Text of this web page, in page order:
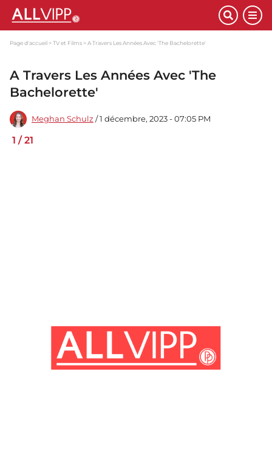
Page d'accueil TV et Films A Travers Les Années Avec 'The Bachelorette'
A Travers Les Années Avec 'The
Bachelorette'
Meghan Schulz / 1 décembre, 2023 - 07:05 PM
1 /21